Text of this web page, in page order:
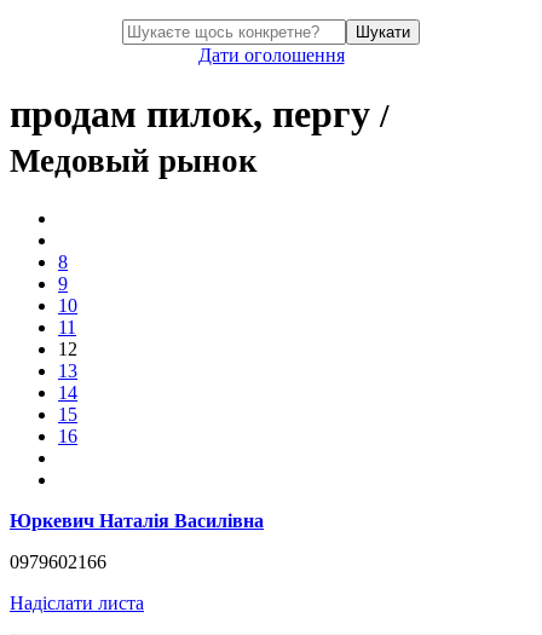
Шукати
Дати оголошення
продам пилок, пергу/
Медовый рынок
8
9
10
11
12
13
14
15
16
Юркевич Наталія Василівна
0979602166
Надіслати листа